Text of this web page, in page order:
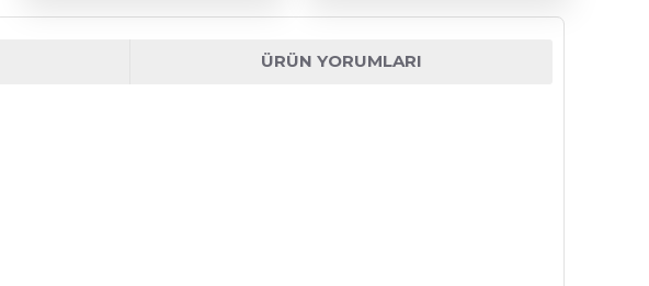
ÜRÜN YORUMLARI